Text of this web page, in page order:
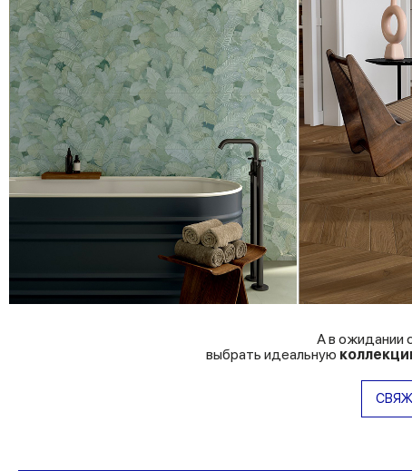
А в ожидании
выбрать идеальную